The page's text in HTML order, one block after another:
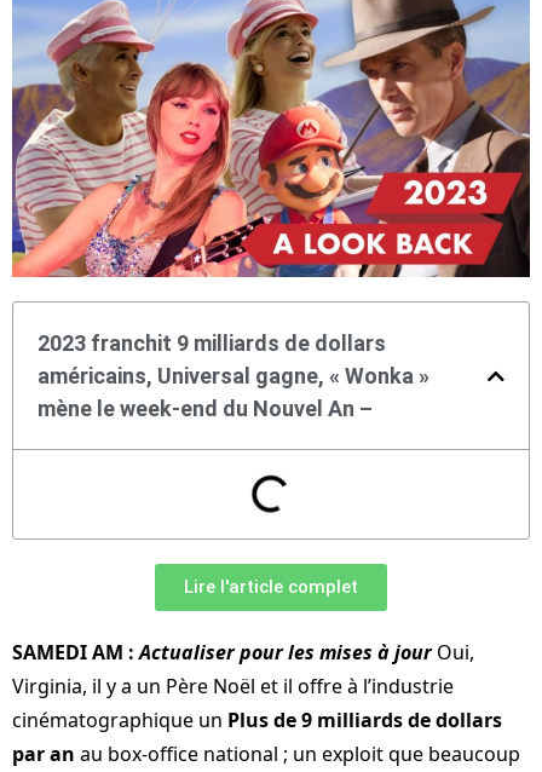
2023 franchit 9 milliards de dollars
américains, Universal gagne, « Wonka »
mène le week-end du Nouvel An –
Lire l'article complet
SAMEDI AM :Actualiser pour les mises à jourOui,
Virginia, il y a un Père Noël et il offre à l’industrie
cinématographique un Plus de 9 milliards de dollars
par an au box-office national ; un exploit que beaucoup